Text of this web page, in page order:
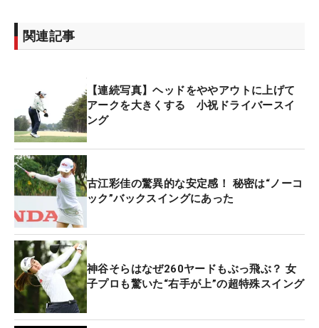
関連記事
【連続写真】ヘッドをややアウトに上げて
アークを大きくする 小祝ドライバースイ
ング
古江彩佳の驚異的な安定感！ 秘密は“ノーコ
ック”バックスイングにあった
神谷そらはなぜ260ヤードもぶっ飛ぶ？ 女
子プロも驚いた“右手が上”の超特殊スイング